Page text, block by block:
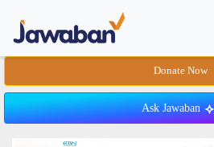
Donate Now
Ask Jawaban